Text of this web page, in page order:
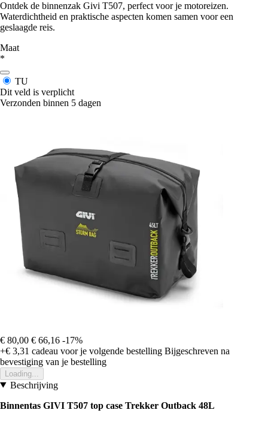
Ontdek de binnenzak Givi T507, perfect voor je motoreizen.
Waterdichtheid en praktische aspecten komen samen voor een
geslaagde reis.
Maat
*
TU
Dit veld is verplicht
Verzonden binnen 5 dagen
€ 80,00 € 66,16 -17%
+€ 3,31 cadeau voor je volgende bestelling Bijgeschreven na
bevestiging van je bestelling
Loading...
Beschrijving
Binnentas GIVI T507 top case Trekker Outback 48L